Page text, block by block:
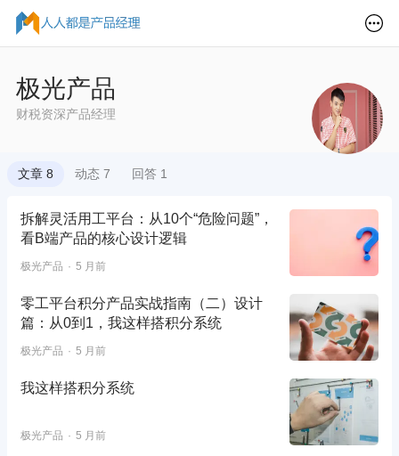
极光产品
财税资深产品经理
文章 8 动态 7 回答 1
拆解灵活用工平台：从10个“危险问题”，
看B端产品的核心设计逻辑
极光产品 5 月前
零工平台积分产品实战指南（二）设计
篇：从0到1，我这样搭积分系统
极光产品 5 月前
我这样搭积分系统
极光产品 5 月前